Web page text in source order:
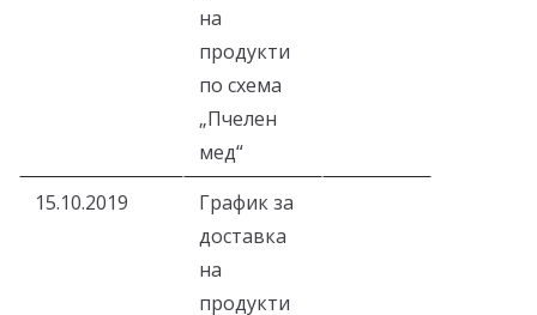
на
продукти
по схема
„Пчелен
мед“
15.10.2019
График за
доставка
на
продукти